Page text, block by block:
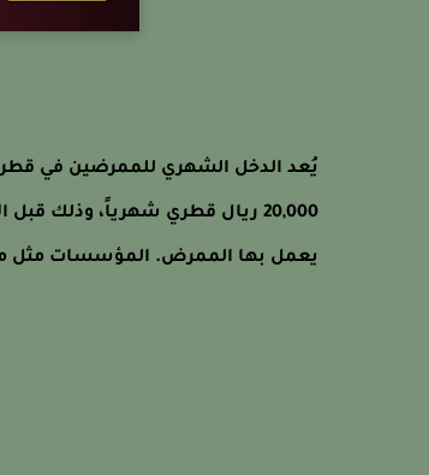
20,000 ريال قطري شهرياً، وذلك
يعمل بها الممرض. المؤسسات مثل